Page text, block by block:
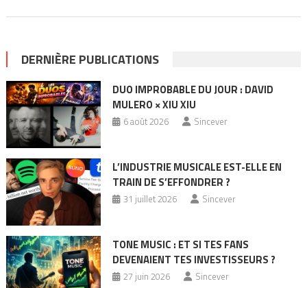
DERNIÈRE PUBLICATIONS
DUO IMPROBABLE DU JOUR : DAVID
MULERO × XIU XIU
6 août 2026 Sincever
L’INDUSTRIE MUSICALE EST-ELLE EN
TRAIN DE S’EFFONDRER ?
31 juillet 2026 Sincever
TONE MUSIC : ET SI TES FANS
DEVENAIENT TES INVESTISSEURS ?
27 juin 2026 Sincever